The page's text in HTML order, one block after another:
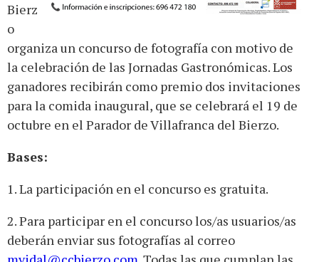
Bierz
o
organiza un concurso de fotografía con motivo de
la celebración de las Jornadas Gastronómicas. Los
ganadores recibirán como premio dos invitaciones
para la comida inaugural, que se celebrará el 19 de
octubre en el Parador de Villafranca del Bierzo.
Bases:
1. La participación en el concurso es gratuita.
2. Para participar en el concurso los/as usuarios/as
deberán enviar sus fotografías al correo